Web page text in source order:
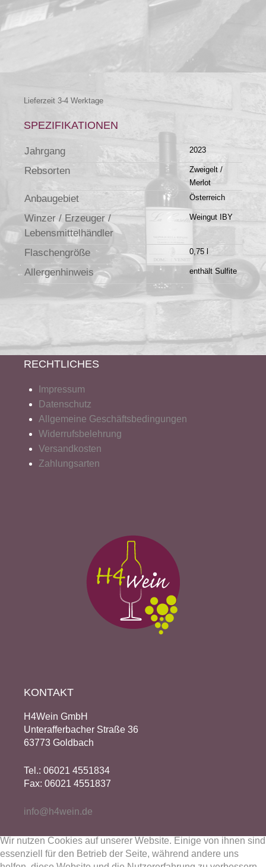
Lieferzeit 3-4 Werktage
SPEZIFIKATIONEN
Jahrgang 2023
Rebsorten
Zweigelt /
Merlot
Anbaugebiet Österreich
Winzer / Erzeuger /
Lebensmittelhändler
Weingut IBY
Flaschengröße 0,75 l
Allergenhinweis enthält Sulfite
RECHTLICHES
Impressum
Datenschutz
Allgemeine Geschäftsbedingungen
Widerrufsbelehrung
Versandkosten
Zahlungsarten
KONTAKT
H4Wein GmbH
Unterafferbacher Straße 36
63773 Goldbach
Tel.: 06021 4551834
Fax: 06021 4551837
info@h4wein.de
Wir nutzen Cookies auf unserer Website. Einige von ihnen sind
essenziell für den Betrieb der Seite, während andere uns